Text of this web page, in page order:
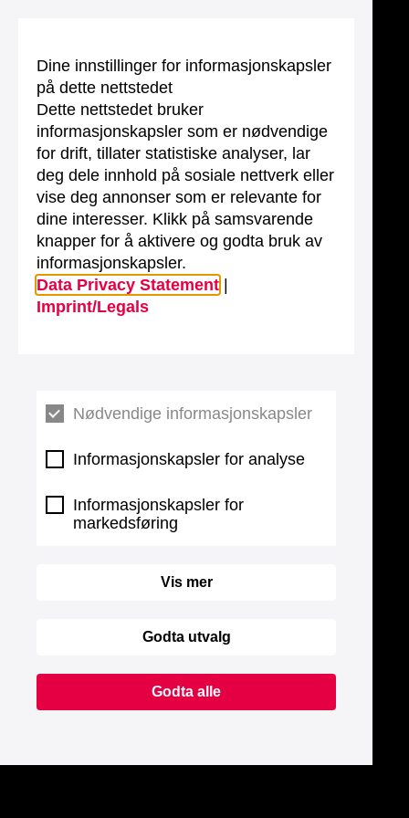
Dine innstillinger for informasjonskapsler
på dette nettstedet
Dette nettstedet bruker
informasjonskapsler som er nødvendige
for drift, tillater statistiske analyser, lar
deg dele innhold på sosiale nettverk eller
vise deg annonser som er relevante for
dine interesser. Klikk på samsvarende
knapper for å aktivere og godta bruk av
informasjonskapsler.
Data Privacy Statement
Imprint/Legals
Nødvendige informasjonskapsler
Informasjonskapsler for analyse
Informasjonskapsler for
markedsføring
Vis mer
Godta utvalg
Godta alle